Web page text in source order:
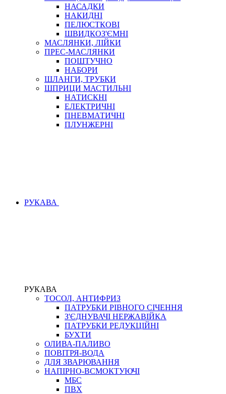
НАСАДКИ
НАКИДНІ
ПЕЛЮСТКОВІ
ШВИДКОЗ'ЄМНІ
МАСЛЯНКИ, ЛІЙКИ
ПРЕС-МАСЛЯНКИ
ПОШТУЧНО
НАБОРИ
ШЛАНГИ, ТРУБКИ
ШПРИЦИ МАСТИЛЬНІ
НАТИСКНІ
ЕЛЕКТРИЧНІ
ПНЕВМАТИЧНІ
ПЛУНЖЕРНІ
РУКАВА
РУКАВА
ТОСОЛ, АНТИФРИЗ
ПАТРУБКИ РІВНОГО СІЧЕННЯ
З'ЄДНУВАЧІ НЕРЖАВІЙКА
ПАТРУБКИ РЕДУКЦІЙНІ
БУХТИ
ОЛИВА-ПАЛИВО
ПОВІТРЯ-ВОДА
ДЛЯ ЗВАРЮВАННЯ
НАПІРНО-ВСМОКТУЮЧІ
МБС
ПВХ